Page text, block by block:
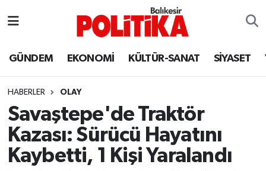
GÜNDEM EKONOMİ KÜLTÜR-SANAT SİYASET
HABERLER OLAY
Savaştepe'de Traktör
Kazası: Sürücü Hayatını
Kaybetti, 1 Kişi Yaralandı
Ayvalık
Bandırma
Bigadiç
Balıkesir Hava Durumu
Balıkesir Namaz Vakitleri
Balıkesir Trafik Yoğunluk Haritası
Süper Lig Puan Durumu ve Fikstür